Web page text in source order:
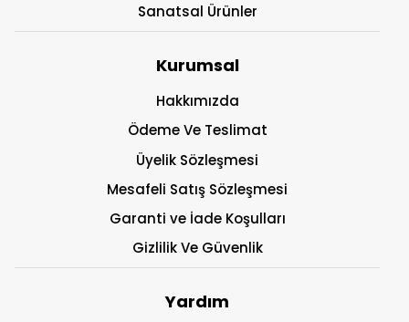
Sanatsal Ürünler
Kurumsal
Hakkımızda
Ödeme Ve Teslimat
Üyelik Sözleşmesi
Mesafeli Satış Sözleşmesi
Garanti ve İade Koşulları
Gizlilik Ve Güvenlik
Yardım